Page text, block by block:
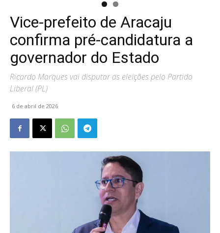
Vice-prefeito de Aracaju
confirma pré-candidatura a
governador do Estado
Ricardo Marques vai disputar as eleições pelo Partido
Liberal (PL)
6 de abril de 2026